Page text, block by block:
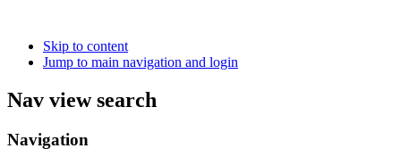
Skip to content
Jump to main navigation and login
Nav view search
Navigation